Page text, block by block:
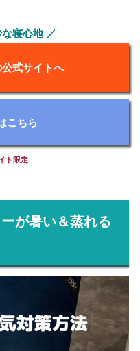
寝心地 ／
式サイトへ
こちら
ト限定
が暑い＆蒸れる